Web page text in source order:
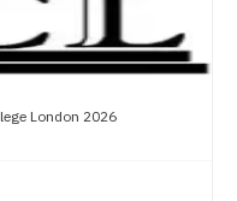
London 2026